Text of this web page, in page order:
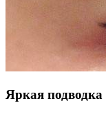
Яркая подводка